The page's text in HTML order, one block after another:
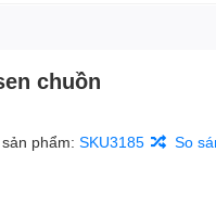
chuồn
sản phẩm:SKU3185 So